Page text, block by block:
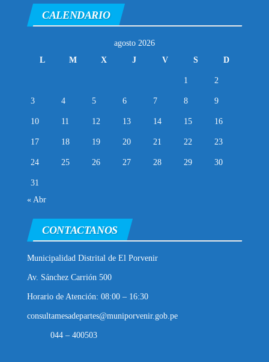
CALENDARIO
agosto 2026
L
M X J V S D
1 2
3 4 5 6 7 8 9
10 11 12 13 14 15 16
17 18 19 20 21 22 23
24 25 26 27 28 29 30
31
« Abr
CONTACTANOS
Municipalidad Distrital de El Porvenir
Av. Sánchez Carrión 500
Horario de Atención: 08:00 – 16:30
consultamesadepartes@muniporvenir.gob.pe
044 – 400503